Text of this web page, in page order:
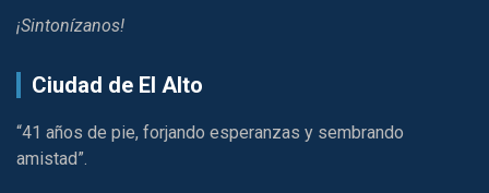
¡Sintonízanos!
Ciudad de El Alto
“41 años de pie, forjando esperanzas y sembrando
amistad”.